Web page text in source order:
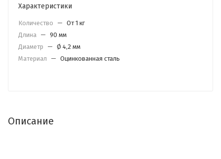
Характеристики
Количество — От 1 кг
Длина — 90 мм
Диаметр
— Ø 4,2 мм
Материал
— Оцинкованная сталь
Описание